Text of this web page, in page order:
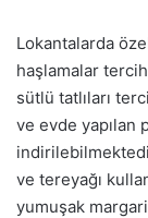
Lokantalarda
haşlamalar
sütlü tatlıları
ve evde yapılan
ve tereyağı
yumuşak